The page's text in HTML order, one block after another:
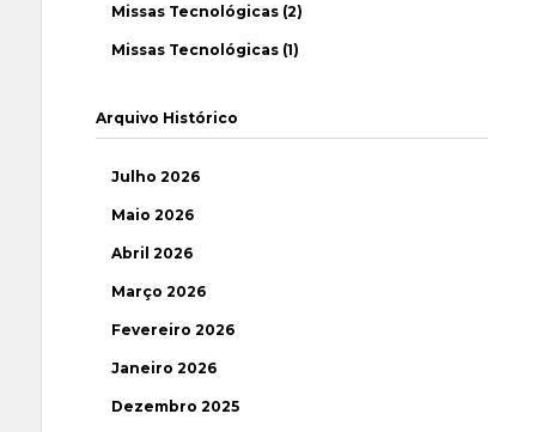
Missas Tecnológicas (2)
Missas Tecnológicas (1)
Arquivo Histórico
Julho 2026
Maio 2026
Abril 2026
Março 2026
Fevereiro 2026
Janeiro 2026
Dezembro 2025